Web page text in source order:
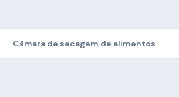
Câmara de secagem de alimentos